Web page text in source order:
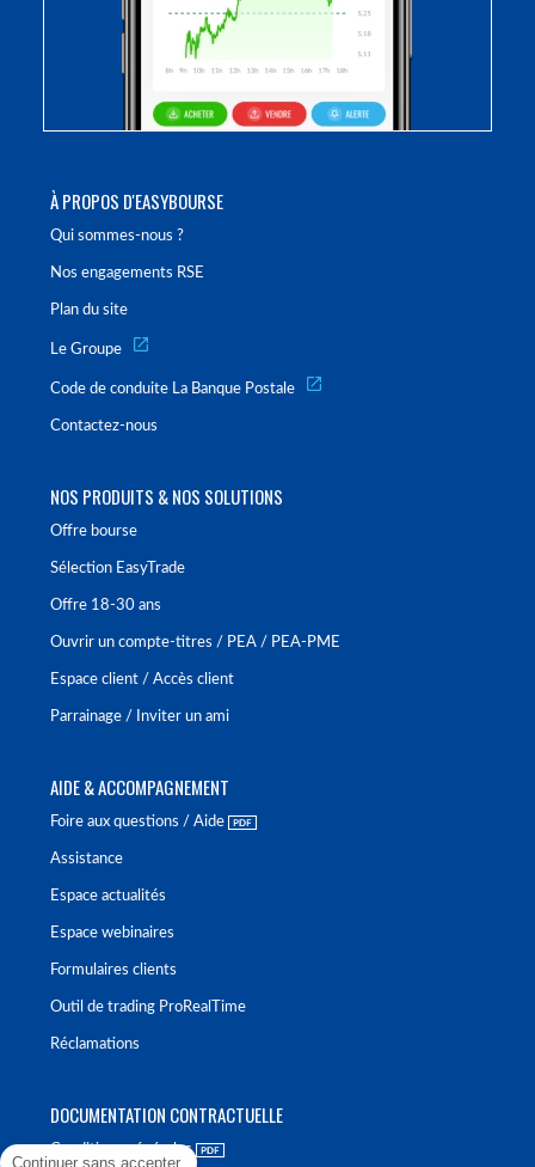
À PROPOS D'EASYBOURSE
Qui sommes-nous ?
Nos engagements RSE
Plan du site
Le Groupe
Code de conduite La Banque Postale
Contactez-nous
NOS PRODUITS & NOS SOLUTIONS
Offre bourse
Sélection EasyTrade
Offre 18-30 ans
Ouvrir un compte-titres / PEA / PEA-PME
Espace client / Accès client
Parrainage / Inviter un ami
AIDE & ACCOMPAGNEMENT
Foire aux questions / Aide
Assistance
Espace actualités
Espace webinaires
Formulaires clients
Outil de trading ProRealTime
Réclamations
DOCUMENTATION CONTRACTUELLE
Conditions générales
Continuer sans accepter